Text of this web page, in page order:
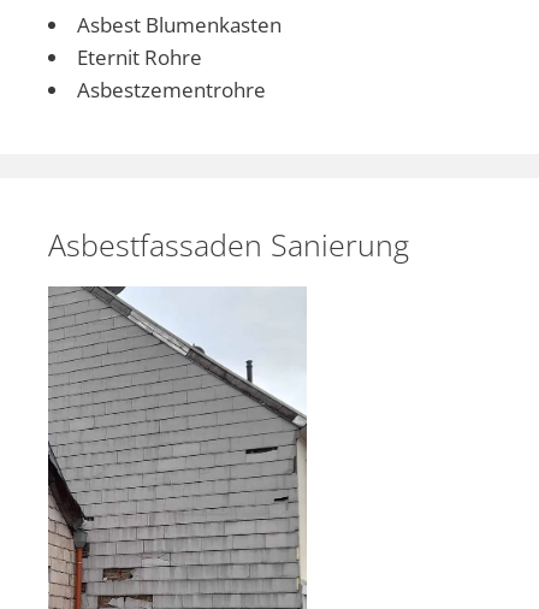
Asbest Blumenkasten
Eternit Rohre
Asbestzementrohre
Asbestfassaden Sanierung